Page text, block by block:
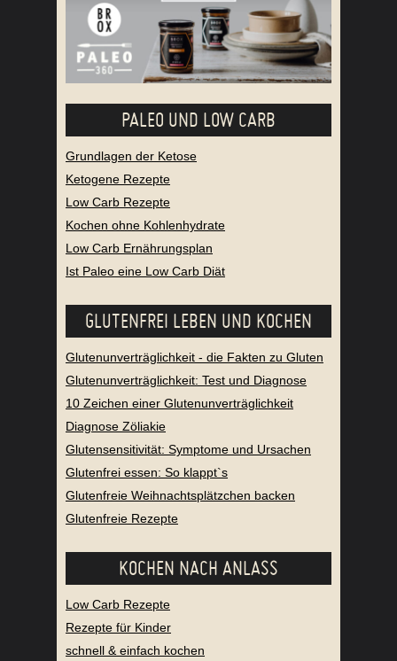
PALEO UND LOW CARB
Grundlagen der Ketose
Ketogene Rezepte
Low Carb Rezepte
Kochen ohne Kohlenhydrate
Low Carb Ernährungsplan
Ist Paleo eine Low Carb Diät
GLUTENFREI LEBEN UND KOCHEN
Glutenunverträglichkeit - die Fakten zu Gluten
Glutenunverträglichkeit: Test und Diagnose
10 Zeichen einer Glutenunverträglichkeit
Diagnose Zöliakie
Glutensensitivität: Symptome und Ursachen
Glutenfrei essen: So klappt`s
Glutenfreie Weihnachtsplätzchen backen
Glutenfreie Rezepte
KOCHEN NACH ANLASS
Low Carb Rezepte
Rezepte für Kinder
schnell & einfach kochen